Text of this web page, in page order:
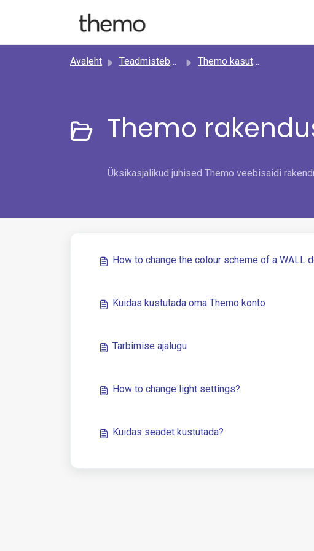
Avaleht Teadmistebaas Themo kasutamine
Themo
Üksikasjalikud juhised Themo veebisaidi
How to change the colour scheme of a WALL
Kuidas kustutada oma Themo konto
Tarbimise ajalugu
How to change light settings?
Kuidas seadet kustutada?